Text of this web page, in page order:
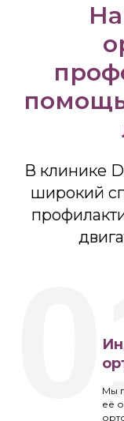
В клинике
широкий
Мы
её